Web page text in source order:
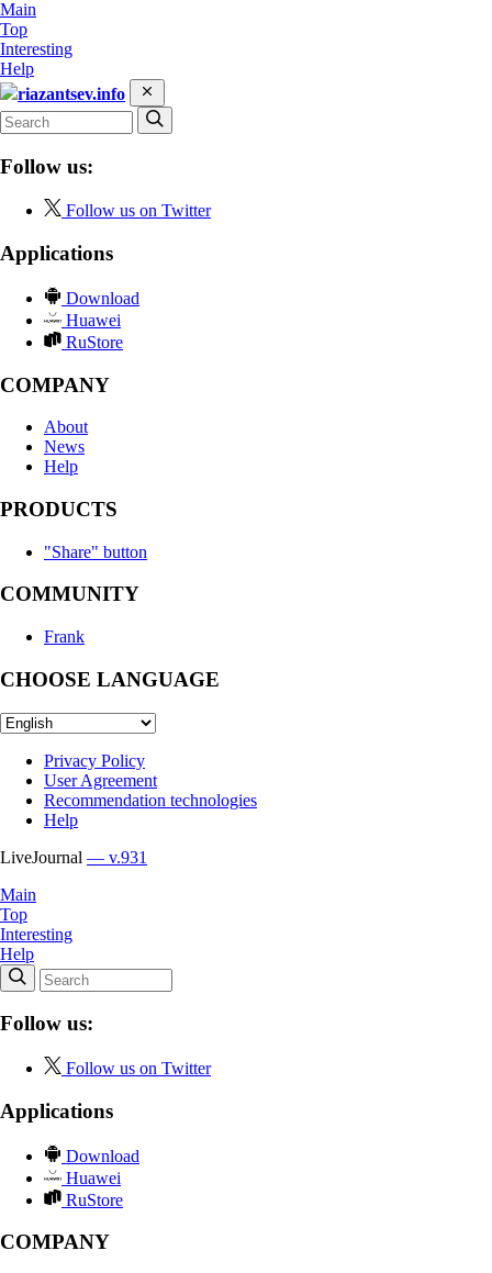
Main
Top
Interesting
Help
riazantsev.info
Follow us:
Follow us on Twitter
Applications
Download
Huawei
RuStore
COMPANY
About
News
Help
PRODUCTS
"Share" button
COMMUNITY
Frank
CHOOSE LANGUAGE
Privacy Policy
User Agreement
Recommendation technologies
Help
LiveJournal — v.931
Main
Top
Interesting
Help
Follow us:
Follow us on Twitter
Applications
Download
Huawei
RuStore
COMPANY